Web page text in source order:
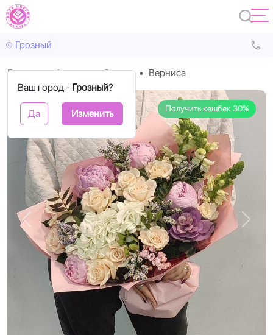
Грозный
Ваш город - Грозный?
Да Изменить
Главная Авторские букеты Верниса
Получить кешбек 30%
Назад